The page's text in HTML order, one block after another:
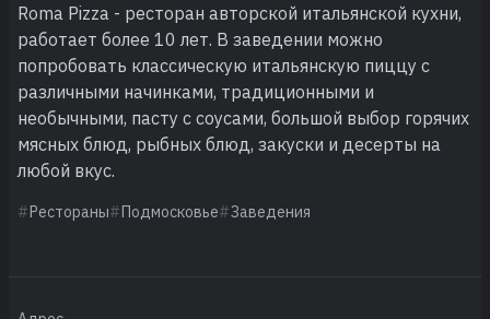
Roma Pizza - ресторан авторской итальянской кухни,
работает более 10 лет. В заведении можно
попробовать классическую итальянскую пиццу с
различными начинками, традиционными и
необычными, пасту с соусами, большой выбор горячих
мясных блюд, рыбных блюд, закуски и десерты на
любой вкус.
Рестораны Подмосковье Заведения